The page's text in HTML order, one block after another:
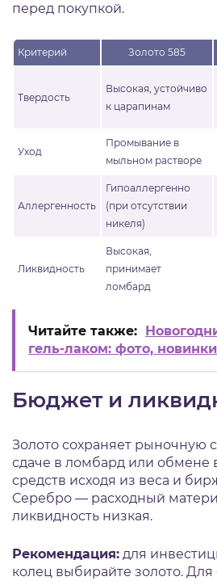
перед покупкой.
Критерий Золото 585
Твердость
Высокая, устойчиво
к царапинам
Уход
Промывание в
мыльном растворе
Аллергенность
Гипоаллергенно
(при отсутствии
никеля)
Ликвидность
Высокая,
принимает
ломбард
Читайте также:
гель-лаком: фото, новинки
Бюджет и
Золото сохраняет рыночную
сдаче в ломбард или обмене
средств исходя из веса и
Серебро — расходный
ликвидность низкая.
Рекомендация: для
колец выбирайте золото.